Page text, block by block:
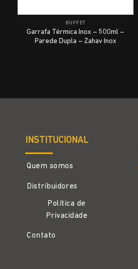
BUFFET
Garrafa Térmica Inox – 500ml –
Parede Dupla – Zahav Inox
INSTITUCIONAL
Quem somos
Distribuidores
Política de
Privacidade
Contato